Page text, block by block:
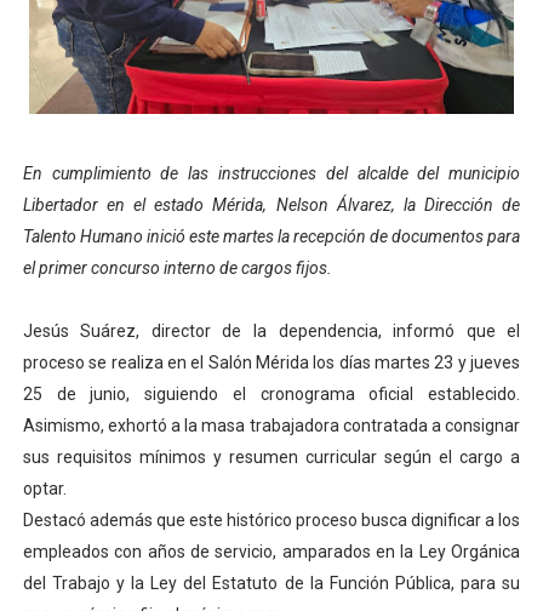
Nevado Gas optimiza servicio residencial en la
Balance semestral impulsa inclusión y atención a
Plan Vacacional Comunitario “Ríe 2026” recorre las
Alcaldía del Municipio Libertador realizó una jornada
Fundacite Mérida dicta taller gratuito de electrónica
INN-Mérida celebró el Lacto grado para promover el
Impulsan plan estratégico de seguridad ciudadana
Jornada social benefició a 250 familias en Los
En cumplimiento de las instrucciones del alcalde del municipio
Libertador en el estado Mérida, Nelson Álvarez, la Dirección de
Talento Humano inició este martes la recepción de documentos para
el primer concurso interno de cargos fijos.
Jesús Suárez, director de la dependencia, informó que el
proceso se realiza en el Salón Mérida los días martes 23 y jueves
25 de junio, siguiendo el cronograma oficial establecido.
Asimismo, exhortó a la masa trabajadora contratada a consignar
sus requisitos mínimos y resumen curricular según el cargo a
optar.
Destacó además que este histórico proceso busca dignificar a los
empleados con años de servicio, amparados en la Ley Orgánica
del Trabajo y la Ley del Estatuto de la Función Pública, para su